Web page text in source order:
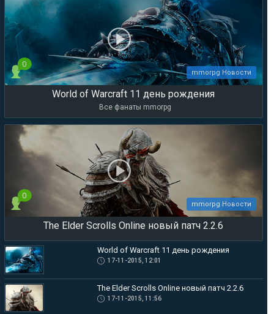
0
mmorpg Новости
World of Warcraft 11 день рождения
Все фанаты mmorpg
0
mmorpg Новости
The Elder Scrolls Online новый патч 2.2.6
World of Warcraft 11 день рождения
17-11-2015, 12:01
The Elder Scrolls Online новый патч 2.2.6
17-11-2015, 11:56